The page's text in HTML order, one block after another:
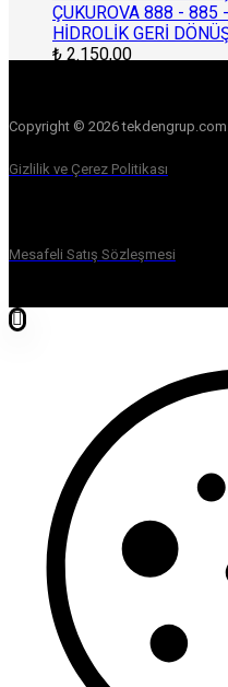
ÇUKUROVA 888 - 885
HİDROLİK GERİ
₺ 2.150,00
Copyright © 2026
Gizlilik ve Çerez Politikası
Mesafeli Satış Sözleşmesi